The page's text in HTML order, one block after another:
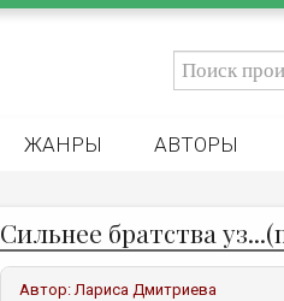
ЖАНРЫ АВТОРЫ
Сильнее братства
Автор:Лариса Дмитриева